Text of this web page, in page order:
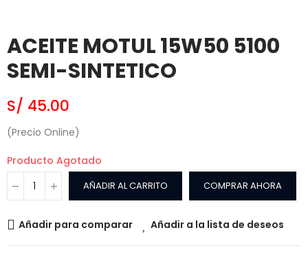
ACEITE MOTUL 15W50 5100
SEMI-SINTETICO
S/ 45.00
(Precio Online)
Producto Agotado
AÑADIR AL CARRITO COMPRAR AHORA
Añadir para comparar Añadir a la lista de deseos